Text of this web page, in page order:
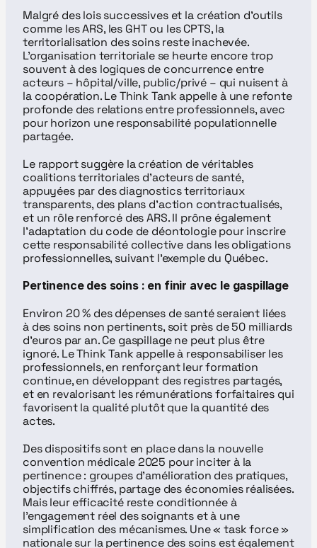
Malgré des lois successives et la création d’outils
comme les ARS, les GHT ou les CPTS, la
territorialisation des soins reste inachevée.
L’organisation territoriale se heurte encore trop
souvent à des logiques de concurrence entre
acteurs – hôpital/ville, public/privé – qui nuisent à
la coopération. Le Think Tank appelle à une refonte
profonde des relations entre professionnels, avec
pour horizon une responsabilité populationnelle
partagée.
Le rapport suggère la création de véritables
coalitions territoriales d’acteurs de santé,
appuyées par des diagnostics territoriaux
transparents, des plans d’action contractualisés,
et un rôle renforcé des ARS. Il prône également
l’adaptation du code de déontologie pour inscrire
cette responsabilité collective dans les obligations
professionnelles, suivant l'exemple du Québec.
Pertinence des soins : en finir avec le gaspillage
Environ 20 % des dépenses de santé seraient liées
à des soins non pertinents, soit près de 50 milliards
d’euros par an. Ce gaspillage ne peut plus être
ignoré. Le Think Tank appelle à responsabiliser les
professionnels, en renforçant leur formation
continue, en développant des registres partagés,
et en revalorisant les rémunérations forfaitaires qui
favorisent la qualité plutôt que la quantité des
actes.
Des dispositifs sont en place dans la nouvelle
convention médicale 2025 pour inciter à la
pertinence : groupes d'amélioration des pratiques,
objectifs chiffrés, partage des économies réalisées.
Mais leur efficacité reste conditionnée à
l’engagement réel des soignants et à une
simplification des mécanismes. Une « task force »
nationale sur la pertinence des soins est également